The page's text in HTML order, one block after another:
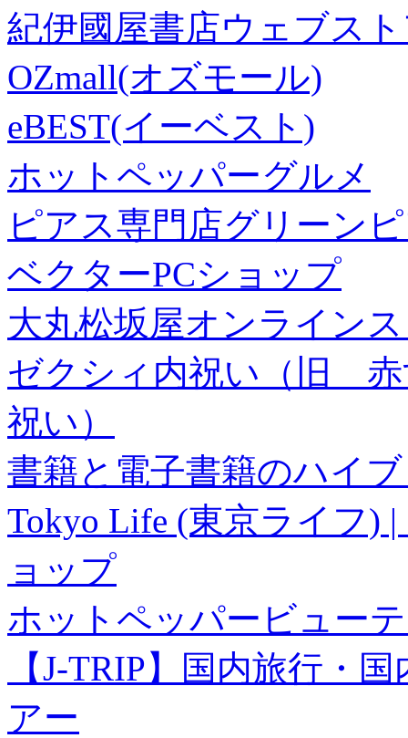
紀伊國屋書店ウェブス
OZmall(オズモール)
eBEST(イーベスト)
ホットペッパーグルメ
ピアス専門店グリーン
ベクターPCショップ
大丸松坂屋オンライン
ゼクシィ内祝い（旧 赤
祝い）
書籍と電子書籍のハイ
Tokyo Life (東京ライフ)
ョップ
ホットペッパービュー
【J-TRIP】国内旅行・
アー